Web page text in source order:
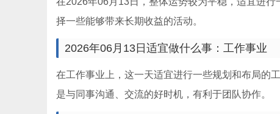
择一些能够带来长期收益的活动。
2026年06月13日适宜做什么事：工作事业
在工作事业上，这一天适宜进行一些规划和布局的
是与同事沟通、交流的好时机，有利于团队协作。